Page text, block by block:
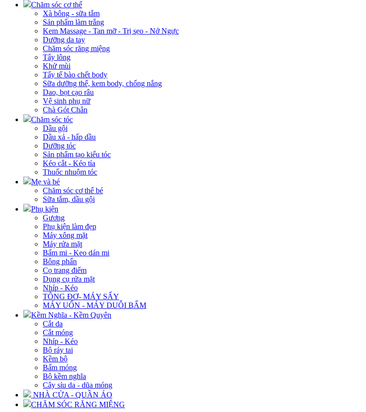
Chăm sóc cơ thể
Xà bông - sữa tắm
Sản phẩm làm trắng
Kem Massage - Tan mỡ - Trị sẹo - Nở Ngực
Dưỡng da tay
Chăm sóc răng miệng
Tẩy lông
Khử mùi
Tẩy tế bào chết body
Sữa dưỡng thể, kem body, chống nắng
Dao, bọt cạo râu
Vệ sinh phụ nữ
Chà Gót Chân
Chăm sóc tóc
Dầu gội
Dầu xả - hấp dầu
Dưỡng tóc
Sản phẩm tạo kiểu tóc
Kéo cắt - Kéo tỉa
Thuốc nhuộm tóc
Mẹ và bé
Chăm sóc cơ thể bé
Sữa tắm, dầu gội
Phụ kiện
Gương
Phụ kiện làm đẹp
Máy xông mặt
Máy rửa mặt
Bấm mi - Keo dán mi
Bông phấn
Cọ trang điểm
Dụng cụ rửa mặt
Nhíp - Kéo
TÔNG ĐƠ- MÁY SẤY
MÁY UỐN - MÁY DUỖI BẤM
Kềm Nghĩa - Kềm Quyên
Cắt da
Cắt móng
Nhíp - Kéo
Bộ ráy tai
Kềm bộ
Bấm móng
Bộ kềm nghĩa
Cây sỉu da - dũa móng
NHÀ CỬA - QUẦN ÁO
CHĂM SÓC RĂNG MIỆNG